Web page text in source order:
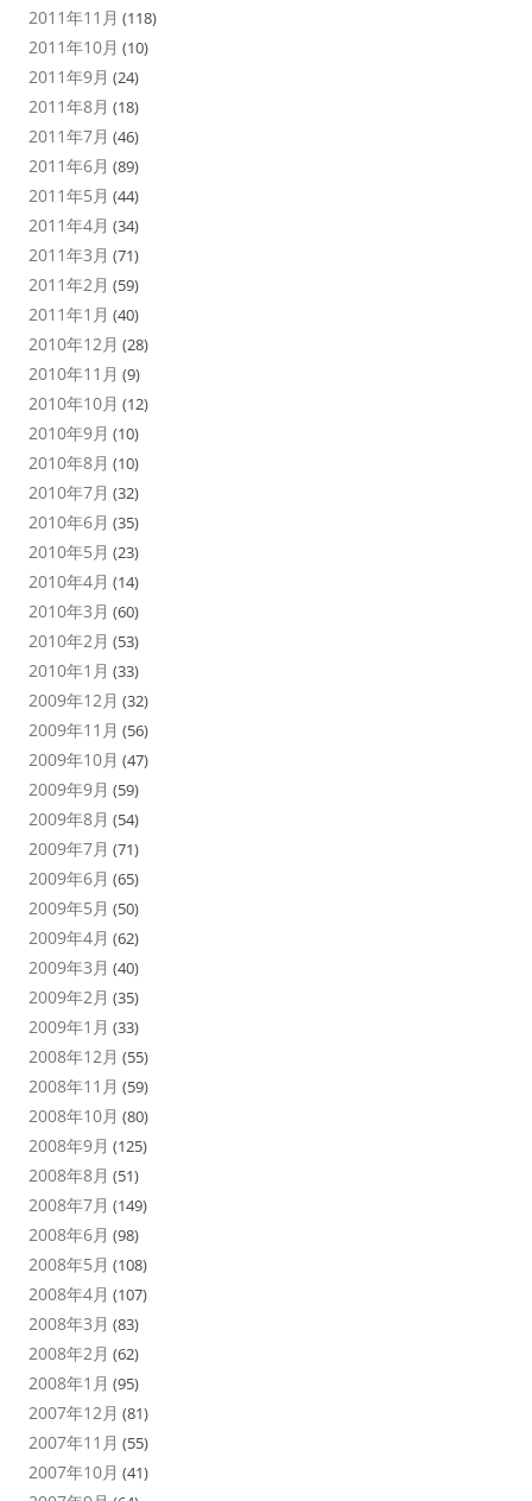
2011年11月 (118)
2011年10月 (10)
2011年9月 (24)
2011年8月 (18)
2011年7月 (46)
2011年6月 (89)
2011年5月 (44)
2011年4月 (34)
2011年3月 (71)
2011年2月 (59)
2011年1月 (40)
2010年12月 (28)
2010年11月 (9)
2010年10月 (12)
2010年9月 (10)
2010年8月 (10)
2010年7月 (32)
2010年6月 (35)
2010年5月 (23)
2010年4月 (14)
2010年3月 (60)
2010年2月 (53)
2010年1月 (33)
2009年12月 (32)
2009年11月 (56)
2009年10月 (47)
2009年9月 (59)
2009年8月 (54)
2009年7月 (71)
2009年6月 (65)
2009年5月 (50)
2009年4月 (62)
2009年3月 (40)
2009年2月 (35)
2009年1月 (33)
2008年12月 (55)
2008年11月 (59)
2008年10月 (80)
2008年9月 (125)
2008年8月 (51)
2008年7月 (149)
2008年6月 (98)
2008年5月 (108)
2008年4月 (107)
2008年3月 (83)
2008年2月 (62)
2008年1月 (95)
2007年12月 (81)
2007年11月 (55)
2007年10月 (41)